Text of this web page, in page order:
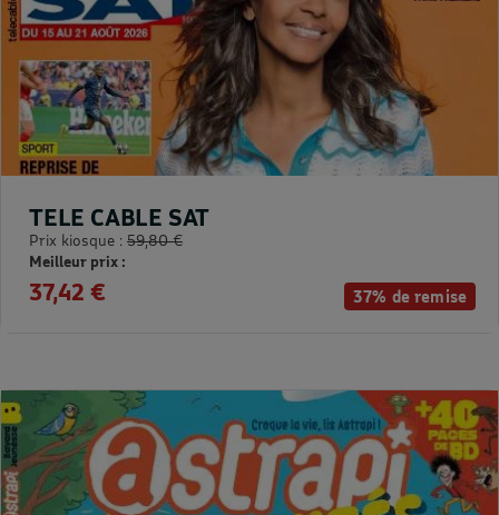
37% de remise
TELE CABLE SAT
Prix kiosque : 59,80 €
Meilleur prix :
37,42 €